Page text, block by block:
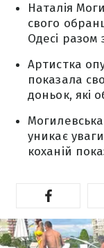
Наталія
свого
Одесі разом
Артистка
показала
доньок, які
уникає
коханій